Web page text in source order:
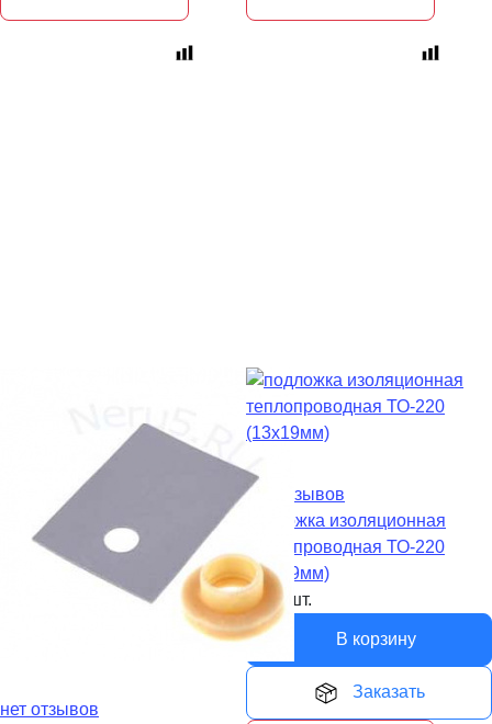
нет отзывов
нет отзывов
подложка изоляционная
теплопроводная ТО-220
(13х19мм)
1р./ шт.
В корзину
Заказать